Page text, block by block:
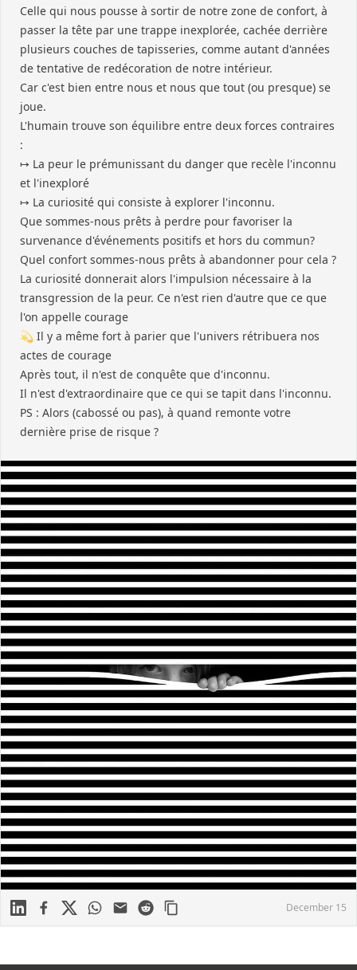
Celle qui nous pousse à sortir de notre zone de confort, à
passer la tête par une trappe inexplorée, cachée derrière
plusieurs couches de tapisseries, comme autant d'années
de tentative de redécoration de notre intérieur.
Car c'est bien entre nous et nous que tout (ou presque) se
joue.
L'humain trouve son équilibre entre deux forces contraires
:
↦ La peur le prémunissant du danger que recèle l'inconnu
et l'inexploré
↦ La curiosité qui consiste à explorer l'inconnu.
Que sommes-nous prêts à perdre pour favoriser la
survenance d'événements positifs et hors du commun?
Quel confort sommes-nous prêts à abandonner pour cela ?
La curiosité donnerait alors l'impulsion nécessaire à la
transgression de la peur. Ce n'est rien d'autre que ce que
l'on appelle courage
💫 Il y a même fort à parier que l'univers rétribuera nos
actes de courage
Après tout, il n'est de conquête que d'inconnu.
Il n'est d'extraordinaire que ce qui se tapit dans l'inconnu.
PS : Alors (cabossé ou pas), à quand remonte votre
dernière prise de risque ?
LinkedinFacebook
X WhatsApp
Mail Reddit December 15